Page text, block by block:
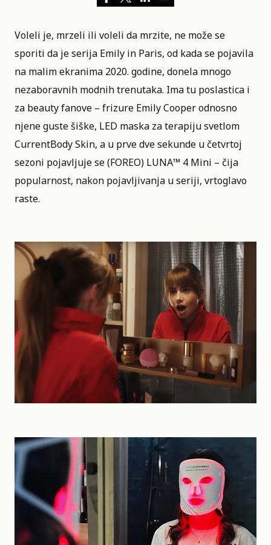
Voleli je, mrzeli ili voleli da mrzite, ne može se
sporiti da je serija Emily in Paris, od kada se pojavila
na malim ekranima 2020. godine, donela mnogo
nezaboravnih modnih trenutaka. Ima tu poslastica i
za beauty fanove – frizure Emily Cooperodnosno
njene guste šiške, LED maska za terapiju svetlom
CurrentBody Skin, a u prve dve sekunde u četvrtoj
sezoni pojavljuje se (FOREO) LUNA™ 4 Mini – čija
popularnost, nakon pojavljivanja u seriji, vrtoglavo
raste.